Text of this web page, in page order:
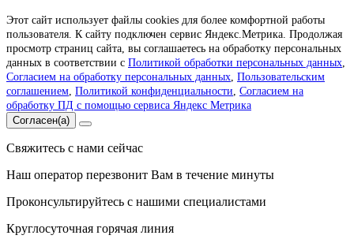
Этот сайт использует файлы cookies для более комфортной работы
пользователя. К сайту подключен сервис Яндекс.Метрика. Продолжая
просмотр страниц сайта, вы соглашаетесь на обработку персональных
данных в соответствии с Политикой обработки персональных данных,
Согласием на обработку персональных данных, Пользовательским
соглашением, Политикой конфиденциальности, Согласием на
обработку ПД с помощью сервиса Яндекс Метрика
Согласен(а)
Свяжитесь с нами сейчас
Наш оператор перезвонит Вам в течение минуты
Проконсультируйтесь с нашими специалистами
Круглосуточная горячая линия